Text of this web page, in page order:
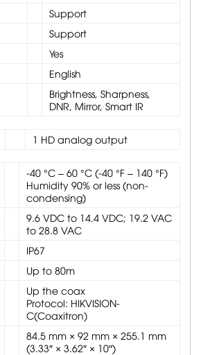
Support
Support
Yes
English
Brightness, Sharpness,
DNR, Mirror, Smart IR
1 HD analog output
-40 °C – 60 °C (-40 °F – 140 °F)
Humidity 90% or less (non-
condensing)
9.6 VDC to 14.4 VDC; 19.2 VAC
to 28.8 VAC
IP67
Up to 80m
Up the coax
Protocol: HIKVISION-
C(Coaxitron)
84.5 mm × 92 mm × 255.1 mm
(3.33″ × 3.62″ × 10″)